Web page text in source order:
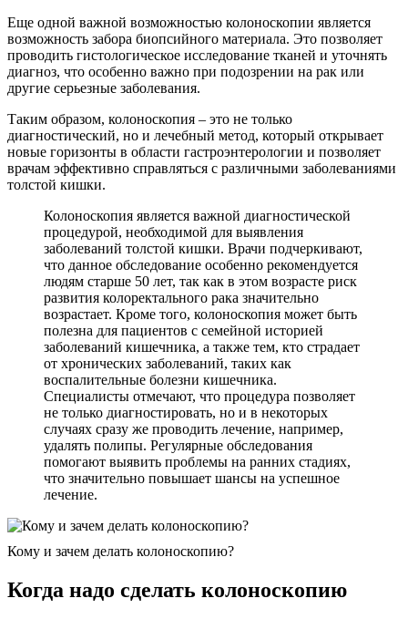
Еще одной важной возможностью колоноскопии является
возможность забора биопсийного материала. Это позволяет
проводить гистологическое исследование тканей и уточнять
диагноз, что особенно важно при подозрении на рак или
другие серьезные заболевания.
Таким образом, колоноскопия – это не только
диагностический, но и лечебный метод, который открывает
новые горизонты в области гастроэнтерологии и позволяет
врачам эффективно справляться с различными заболеваниями
толстой кишки.
Колоноскопия является важной диагностической
процедурой, необходимой для выявления
заболеваний толстой кишки. Врачи подчеркивают,
что данное обследование особенно рекомендуется
людям старше 50 лет, так как в этом возрасте риск
развития колоректального рака значительно
возрастает. Кроме того, колоноскопия может быть
полезна для пациентов с семейной историей
заболеваний кишечника, а также тем, кто страдает
от хронических заболеваний, таких как
воспалительные болезни кишечника.
Специалисты отмечают, что процедура позволяет
не только диагностировать, но и в некоторых
случаях сразу же проводить лечение, например,
удалять полипы. Регулярные обследования
помогают выявить проблемы на ранних стадиях,
что значительно повышает шансы на успешное
лечение.
Кому и зачем делать колоноскопию?
Когда надо сделать колоноскопию